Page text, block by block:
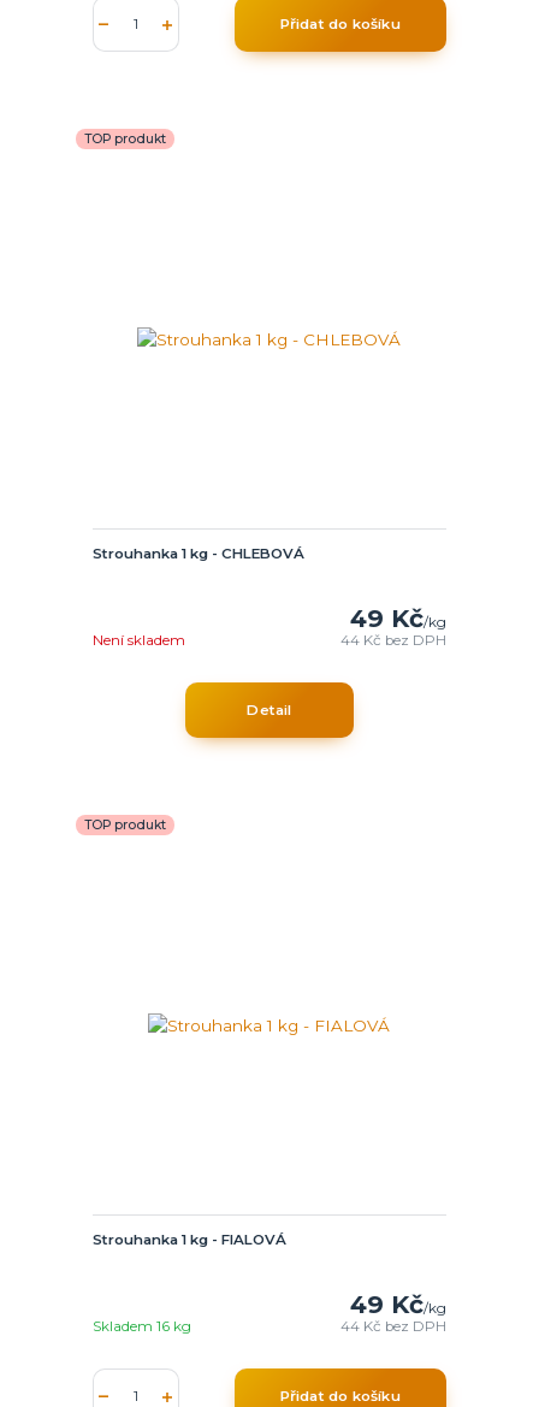
Přidat do košíku
TOP produkt
Strouhanka 1 kg - CHLEBOVÁ
49 Kč/kg
44 Kč bez DPH
Není skladem
Detail
TOP produkt
Strouhanka 1 kg - FIALOVÁ
49 Kč/kg
44 Kč bez DPH
Skladem 16 kg
Přidat do košíku